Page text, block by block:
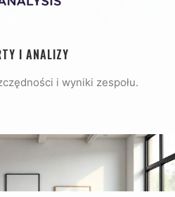
I ANALIZY
i wyniki zespołu.